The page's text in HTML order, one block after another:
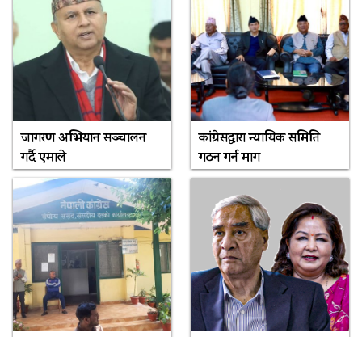
जागरण अभियान सञ्चालन
गर्दै एमाले
कांग्रेसद्वारा न्यायिक समिति
गठन गर्न माग